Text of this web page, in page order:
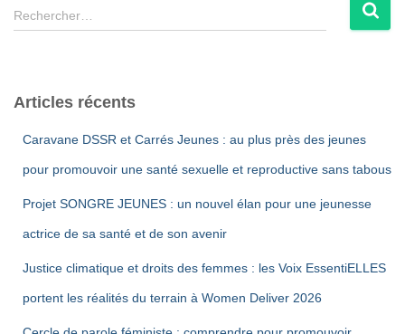
R
e
r
Rechercher…
Articles récents
Caravane DSSR et Carrés Jeunes : au plus près des jeunes
pour promouvoir une santé sexuelle et reproductive sans tabous
Projet SONGRE JEUNES : un nouvel élan pour une jeunesse
actrice de sa santé et de son avenir
Justice climatique et droits des femmes : les Voix EssentiELLES
portent les réalités du terrain à Women Deliver 2026